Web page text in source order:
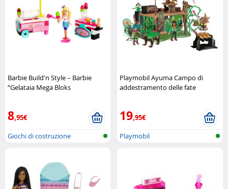
Barbie Build'n Style – Barbie
“Gelataia Mega Bloks
8,95€
Giochi di costruzione
Playmobil Ayuma Campo di
addestramento delle fate
19,95€
Playmobil